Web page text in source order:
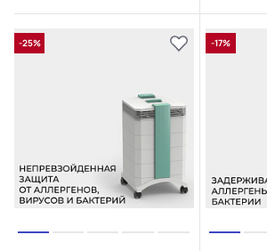
-25% -17%